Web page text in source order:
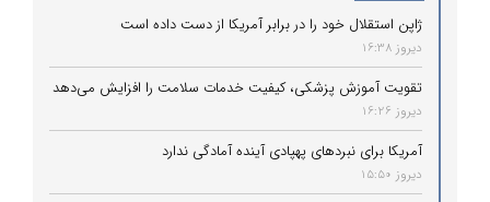
ژاپن استقلال خود را در برابر آمریکا از دست داده است
دیروز 16:38
تقویت آموزش پزشکی، کیفیت خدمات سلامت را افزایش می‌دهد
دیروز 16:26
آمریکا برای نبردهای پهپادی آینده آمادگی ندارد
دیروز 15:50